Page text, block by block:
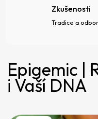
Zkušenosti
Tradice a
Epigemic |
i Vaší DNA